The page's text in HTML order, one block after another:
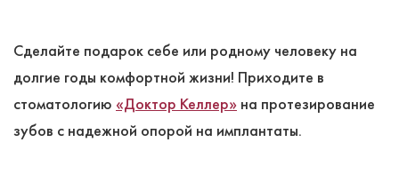
Сделайте подарок себе или родному человеку на
долгие годы комфортной жизни! Приходите в
стоматологию «Доктор Келлер» на протезирование
зубов с надежной опорой на имплантаты.